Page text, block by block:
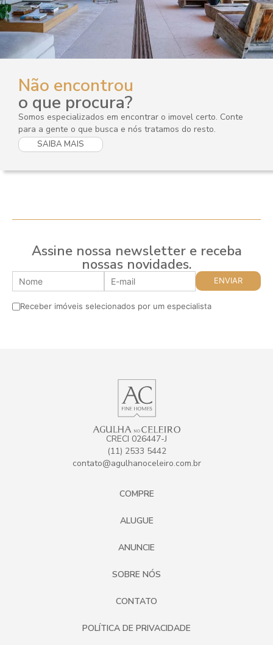
Não encontrou
o que procura?
Somos especializados em encontrar o imovel certo. Conte
para a gente o que busca e nós tratamos do resto.
SAIBA MAIS
Assine nossa newsletter e receba
nossas novidades.
Receber imóveis selecionados por um especialista
CRECI 026447-J
(11) 2533 5442
contato@agulhanoceleiro.com.br
COMPRE
ALUGUE
ANUNCIE
SOBRE NÓS
CONTATO
POLÍTICA DE PRIVACIDADE